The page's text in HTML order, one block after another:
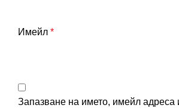
Имейл *
Запазване на името, имейл адреса